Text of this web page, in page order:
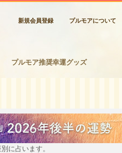
新規会員登録 プルモアについて
プルモア推奨幸運グッズ
に占います。